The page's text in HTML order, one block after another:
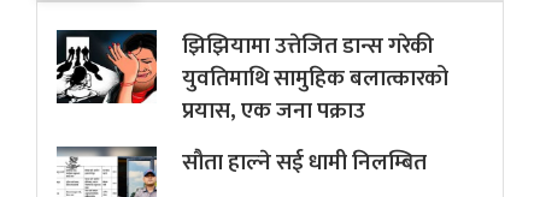
झिझियामा उत्तेजित डान्स गरेकी
युवतिमाथि सामुहिक बलात्कारको
प्रयास, एक जना पक्राउ
सौता हाल्ने सई धामी निलम्बित